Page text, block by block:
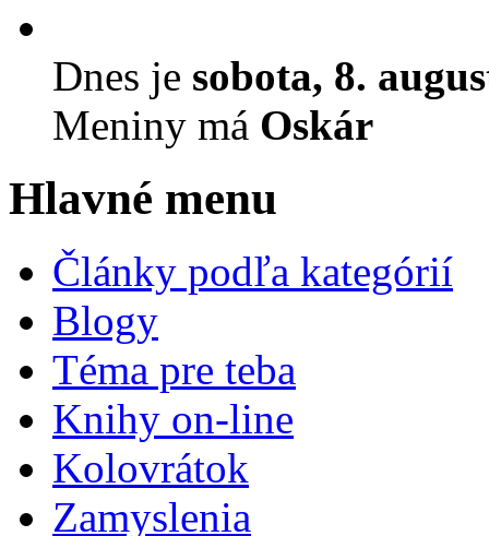
Dnes je sobota, 8.
Meniny má Oskár
Hlavné menu
Články podľa kategórií
Blogy
Téma pre teba
Knihy on-line
Kolovrátok
Zamyslenia